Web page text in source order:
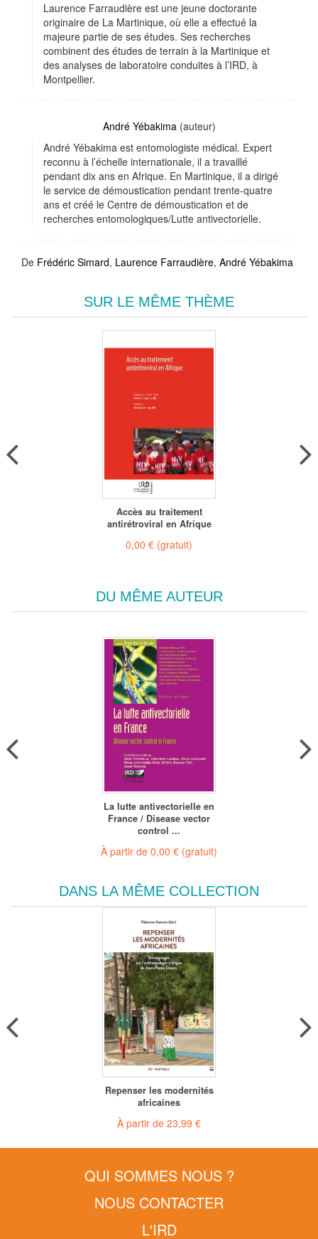
Laurence Farraudière est une jeune doctorante
originaire de La Martinique, où elle a effectué la
majeure partie de ses études. Ses recherches
combinent des études de terrain à la Martinique et
des analyses de laboratoire conduites à l’IRD, à
Montpellier.
André Yébakima(auteur)
André Yébakima est entomologiste médical. Expert
reconnu à l’échelle internationale, il a travaillé
pendant dix ans en Afrique. En Martinique, il a dirigé
le service de démoustication pendant trente-quatre
ans et créé le Centre de démoustication et de
recherches entomologiques/Lutte antivectorielle.
De Frédéric Simard, Laurence Farraudière, André Yébakima
SUR LE MÊME THÈME
Accès au traitement
antirétroviral en Afrique
0,00 € (gratuit)
DU MÊME AUTEUR
La lutte antivectorielle en
France / Disease vector
control ...
À partir de 0,00 € (gratuit)
DANS LA MÊME COLLECTION
Repenser les modernités
africaines
À partir de 23,99 €
QUI SOMMES NOUS ?
NOUS CONTACTER
L'IRD